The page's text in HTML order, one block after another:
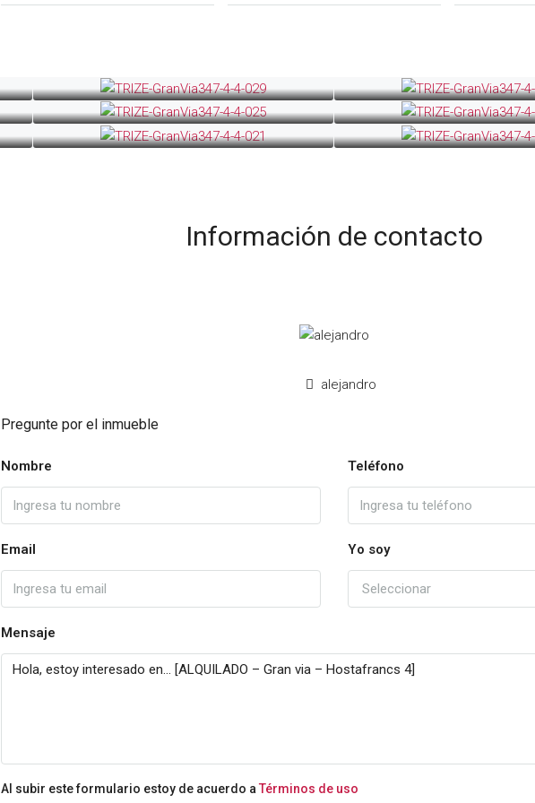
Información de contacto
alejandro
Pregunte por el inmueble
Nombre Teléfono
Email Yo soy
Seleccionar
Mensaje
Al subir este formulario estoy de acuerdo a Términos de uso